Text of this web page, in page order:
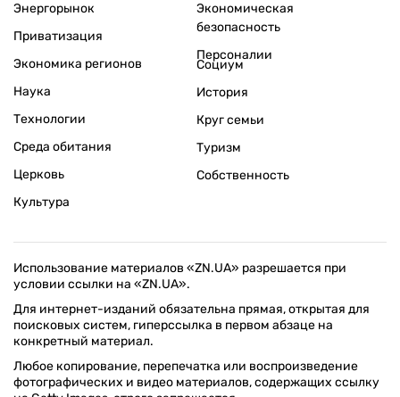
Энергорынок
Приватизация
Экономика регионов
Экономическая
безопасность
Персоналии
Наука
Технологии
Среда обитания
Церковь
Культура
Социум
История
Круг семьи
Туризм
Собственность
Использование материалов «ZN.UA» разрешается при
условии ссылки на «ZN.UA».
Для интернет-изданий обязательна прямая, открытая для
поисковых систем, гиперссылка в первом абзаце на
конкретный материал.
Любое копирование, перепечатка или воспроизведение
фотографических и видео материалов, содержащих ссылку